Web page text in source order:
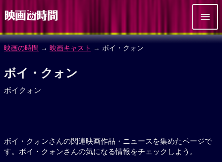
映画の時間 → 映画キャスト → ボイ・クォン
ボイ・クォン
ボイクォン
ボイ・クォンさんの関連映画作品・ニュースを集めたページで
す。ボイ・クォンさんの気になる情報をチェックしよう。